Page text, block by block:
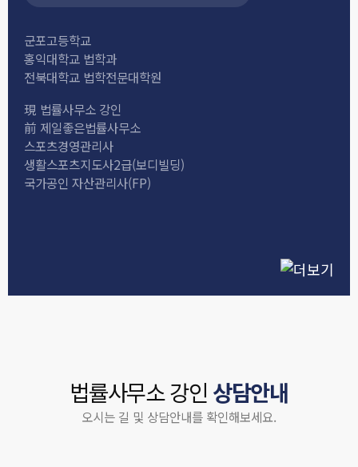
군포고등학교
홍익대학교 법학과
전북대학교 법학전문대학원
現 법률사무소 강인
前 제일좋은법률사무소
스포츠경영관리사
생활스포츠지도사2급(보디빌딩)
국가공인 자산관리사(FP)
법률사무소 강인 상담안내
오시는 길 및 상담안내를 확인해보세요.